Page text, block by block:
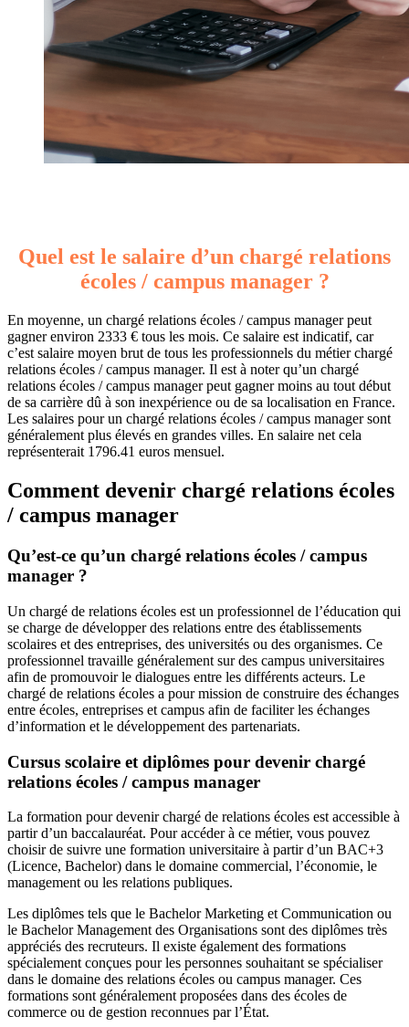
Quel est le salaire d’un chargé relations
écoles / campus manager ?
En moyenne, un chargé relations écoles / campus manager peut
gagner environ 2333 € tous les mois. Ce salaire est indicatif, car
c’est salaire moyen brut de tous les professionnels du métier chargé
relations écoles / campus manager. Il est à noter qu’un chargé
relations écoles / campus manager peut gagner moins au tout début
de sa carrière dû à son inexpérience ou de sa localisation en France.
Les salaires pour un chargé relations écoles / campus manager sont
généralement plus élevés en grandes villes. En salaire net cela
représenterait 1796.41 euros mensuel.
Comment devenir chargé relations écoles
/ campus manager
Qu’est-ce qu’un chargé relations écoles / campus
manager ?
Un chargé de relations écoles est un professionnel de l’éducation qui
se charge de développer des relations entre des établissements
scolaires et des entreprises, des universités ou des organismes. Ce
professionnel travaille généralement sur des campus universitaires
afin de promouvoir le dialogues entre les différents acteurs. Le
chargé de relations écoles a pour mission de construire des échanges
entre écoles, entreprises et campus afin de faciliter les échanges
d’information et le développement des partenariats.
Cursus scolaire et diplômes pour devenir chargé
relations écoles / campus manager
La formation pour devenir chargé de relations écoles est accessible à
partir d’un baccalauréat. Pour accéder à ce métier, vous pouvez
choisir de suivre une formation universitaire à partir d’un BAC+3
(Licence, Bachelor) dans le domaine commercial, l’économie, le
management ou les relations publiques.
Les diplômes tels que le Bachelor Marketing et Communication ou
le Bachelor Management des Organisations sont des diplômes très
appréciés des recruteurs. Il existe également des formations
spécialement conçues pour les personnes souhaitant se spécialiser
dans le domaine des relations écoles ou campus manager. Ces
formations sont généralement proposées dans des écoles de
commerce ou de gestion reconnues par l’État.